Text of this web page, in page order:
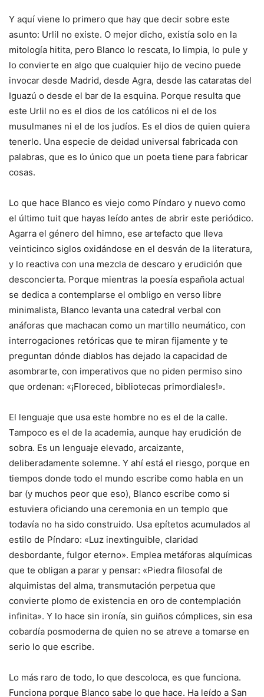
Y aquí viene lo primero que hay que decir sobre este
asunto: Urlil no existe. O mejor dicho, existía solo en la
mitología hitita, pero Blanco lo rescata, lo limpia, lo pule y
lo convierte en algo que cualquier hijo de vecino puede
invocar desde Madrid, desde Agra, desde las cataratas del
Iguazú o desde el bar de la esquina. Porque resulta que
este Urlil no es el dios de los católicos ni el de los
musulmanes ni el de los judíos. Es el dios de quien quiera
tenerlo. Una especie de deidad universal fabricada con
palabras, que es lo único que un poeta tiene para fabricar
cosas.
Lo que hace Blanco es viejo como Píndaro y nuevo como
el último tuit que hayas leído antes de abrir este periódico.
Agarra el género del himno, ese artefacto que lleva
veinticinco siglos oxidándose en el desván de la literatura,
y lo reactiva con una mezcla de descaro y erudición que
desconcierta. Porque mientras la poesía española actual
se dedica a contemplarse el ombligo en verso libre
minimalista, Blanco levanta una catedral verbal con
anáforas que machacan como un martillo neumático, con
interrogaciones retóricas que te miran fijamente y te
preguntan dónde diablos has dejado la capacidad de
asombrarte, con imperativos que no piden permiso sino
que ordenan: «¡Floreced, bibliotecas primordiales!».
El lenguaje que usa este hombre no es el de la calle.
Tampoco es el de la academia, aunque hay erudición de
sobra. Es un lenguaje elevado, arcaizante,
deliberadamente solemne. Y ahí está el riesgo, porque en
tiempos donde todo el mundo escribe como habla en un
bar (y muchos peor que eso), Blanco escribe como si
estuviera oficiando una ceremonia en un templo que
todavía no ha sido construido. Usa epítetos acumulados al
estilo de Píndaro: «Luz inextinguible, claridad
desbordante, fulgor eterno». Emplea metáforas alquímicas
que te obligan a parar y pensar: «Piedra filosofal de
alquimistas del alma, transmutación perpetua que
convierte plomo de existencia en oro de contemplación
infinita». Y lo hace sin ironía, sin guiños cómplices, sin esa
cobardía posmoderna de quien no se atreve a tomarse en
serio lo que escribe.
Lo más raro de todo, lo que descoloca, es que funciona.
Funciona porque Blanco sabe lo que hace. Ha leído a San